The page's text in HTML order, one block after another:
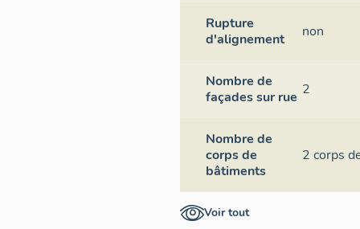
Rupture
d'alignement
non
Nombre de
façades sur rue 2
Nombre de
corps de
bâtiments
2 corps
Voir tout